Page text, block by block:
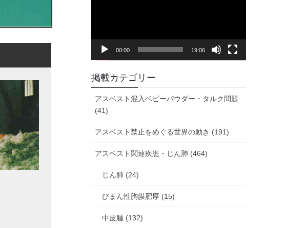
ヤ
00:00 19:06
掲載カテゴリー
アスベスト混入ベビーパウダー・タルク問題
(41)
アスベスト禁止をめぐる世界の動き (191)
アスベスト関連疾患・じん肺 (464)
じん肺 (24)
びまん性胸膜肥厚 (15)
中皮腫 (132)